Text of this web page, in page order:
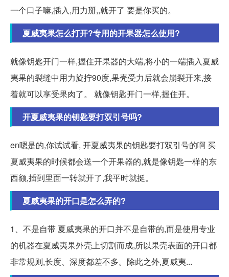
一个口子嘛,插入,用力掰,,就开了 要是你买的。
夏威夷果怎么打开?专用的开果器怎么使用?
就像钥匙开门一样,握住开果器的大端,将小的一端插入夏威
夷果的裂缝中用力旋拧90度,果壳受力后就会崩裂开来,接
着就可以享受果肉了。 就像钥匙开门一样,握住开。
开夏威夷果的钥匙要打双引号吗?
en嗯是的,你试试看, 开夏威夷果的钥匙要打双引号的啊 买
夏威夷果的时候都会送一个开果器的,就是像钥匙一样的东
西额,插到里面一转就开了,我平时就挺。
夏威夷果的开口是怎么弄的?
1、不是自带 夏威夷果的开口并不是自带的,而是使用专业
的机器在夏威夷果外壳上切割而成,所以果壳表面的开口都
非常规则,长度、深度都差不多。除此之外,夏威夷...